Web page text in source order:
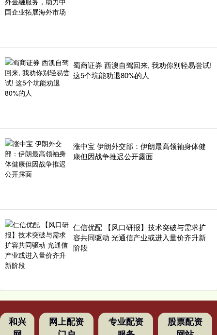
蜀商证券 西澳自驾回来, 我劝你别轻易尝试!
这5个坑能劝退80%的人
涨中宝 伊朗外交部：伊朗最高领袖身体健
康但因战争推迟公开露面
仁信优配 【风口研报】技术突破与需求扩
容共同驱动 光通信产业或进入量价齐升新
阶段
和兴
网上配资
专业配资
股票配资